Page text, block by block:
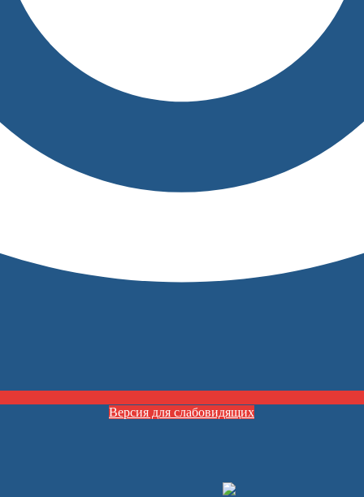
Версия для слабовидящих